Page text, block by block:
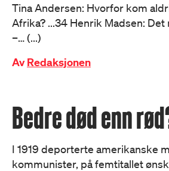
Tina Andersen: Hvorfor kom
Afrika? ...34 Henrik Madsen:
–… (...)
AvRedaksjonen
Bedre død enn
I 1919 deporterte amerikanske
kommunister, på femtitallet